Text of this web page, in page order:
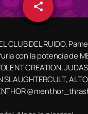
share
email
CLUB DEL RUIDO.
con la potencia de
CREATION,
SLAUGHTERCULT,